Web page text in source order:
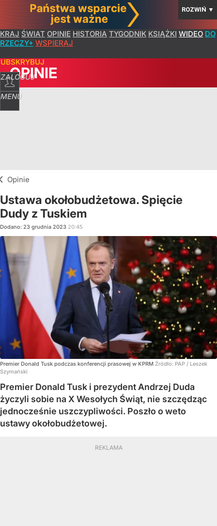
ROZWIŃ ▼
KRAJ ŚWIAT OPINIE HISTORIA TYGODNIK KSIĄŻKI WIDEO DO
RZECZY+ WSPIERAJ
ZALOGUJ
MENU
OPINIE
Opinie
Ustawa okołobudżetowa. Spięcie
Dudy z Tuskiem
Dodano: 23 grudnia 2023 20:45
Premier Donald Tusk podczas konferencji prasowej w KPRM Źródło: PAP / Leszek
Szymański
Premier Donald Tusk i prezydent Andrzej Duda
życzyli sobie na X Wesołych Świąt, nie szczędząc
jednocześnie uszczypliwości. Poszło o weto
ustawy okołobudżetowej.